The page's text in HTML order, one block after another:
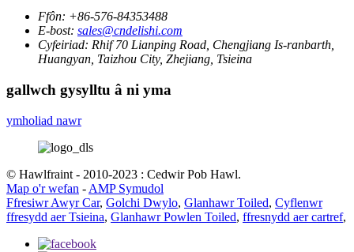
Ffôn: +86-576-84353488
E-bost: sales@cndelishi.com
Cyfeiriad: Rhif 70 Lianping Road, Chengjiang Is-ranbarth,
Huangyan, Taizhou City, Zhejiang, Tsieina
gallwch gysylltu â ni yma
ymholiad nawr
© Hawlfraint - 2010-2023 : Cedwir Pob Hawl.
Map o'r wefan - AMP Symudol
Ffresiwr Awyr Car, Golchi Dwylo, Glanhawr Toiled, Cyflenwr
ffresydd aer Tsieina, Glanhawr Powlen Toiled, ffresnydd aer cartref,